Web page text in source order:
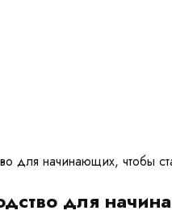
для начинающих, чтобы
для